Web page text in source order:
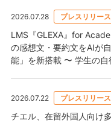
2026.07.28 プレスリリース
LMS『GLEXA』for
の感想文・要約文をAIが
能」を新搭載 〜 学生の
2026.07.22 プレスリリース
チエル、在留外国人向け